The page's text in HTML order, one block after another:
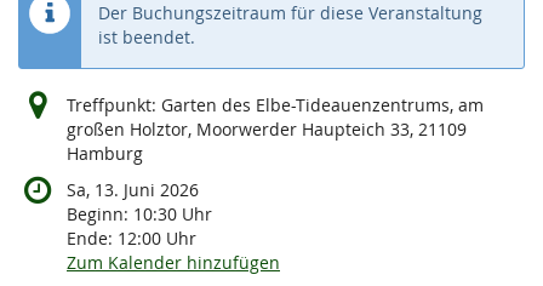
Der Buchungszeitraum für diese Veranstaltung
ist beendet.
Treffpunkt: Garten des Elbe-Tideauenzentrums, am
großen Holztor, Moorwerder Haupteich 33, 21109
Hamburg
Sa, 13. Juni 2026
Beginn: 10:30 Uhr
Ende: 12:00 Uhr
Zum Kalender hinzufügen